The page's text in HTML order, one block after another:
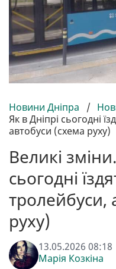
Новини Дніпра /
Як в Дніпрі сьогодні
автобуси (схема руху)
Великі
сьогодні
тролейбуси,
руху)
13.05.2026 08:18
Марія Козкіна